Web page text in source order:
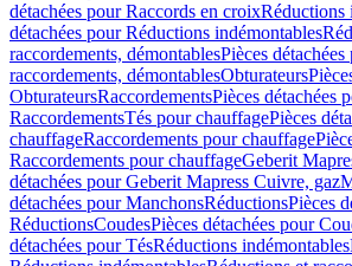
détachées pour Raccords en croixRéductions
détachées pour Réductions indémontables
raccordements, démontablesPièces
raccordements, démontablesObturateurs
ObturateursRaccordementsPièces détachées
RaccordementsTés pour chauffagePièces
chauffageRaccordements pour chauffage
Raccordements pour chauffageGeberit
détachées pour Geberit Mapress Cuivre, gaz
détachées pour ManchonsRéductionsPièces
RéductionsCoudesPièces détachées pour
détachées pour TésRéductions indémontables